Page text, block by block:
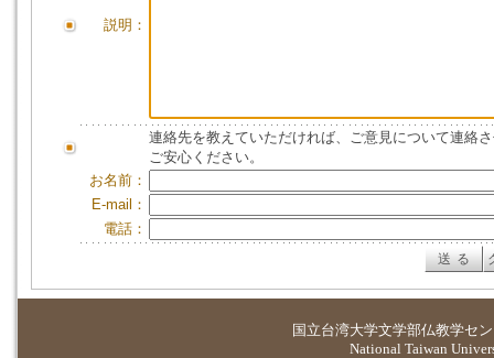
説明：
連絡先を教えていただければ、ご意見について連絡
ご安心ください。
お名前：
E-mail：
電話：
国立台湾大学文学部仏教学セ
National Taiwan